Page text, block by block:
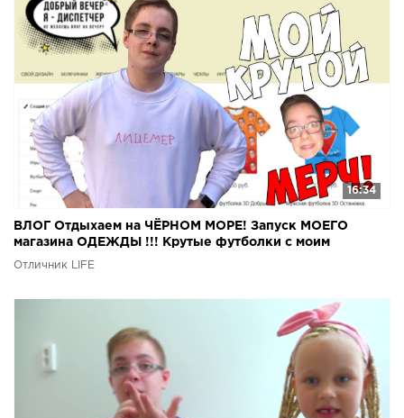
16:34
ВЛОГ Отдыхаем на ЧЁРНОМ МОРЕ! Запуск МОЕГО
магазина ОДЕЖДЫ !!! Крутые футболки с моим
изображением !
Отличник LIFE